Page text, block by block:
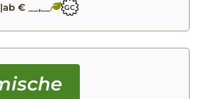
|ab € __,__ GC